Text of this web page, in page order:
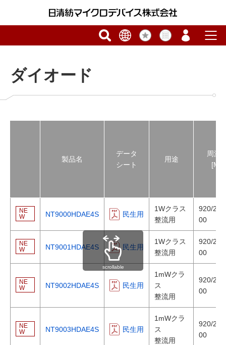
ダイオード
製品名
データ
シート
用途
周波
NE
W
NT9000HDAE4S 民生用
1Wクラス
整流用
920/
00
NE
W
NT9001HDAE4S 民生用
1Wクラス
整流用
920/
00
NE
W
NT9002HDAE4S 民生用
1mWクラ
ス
整流用
920/
00
NE
W
NT9003HDAE4S 民生用
1mWクラ
ス
整流用
920/
00
scrollable